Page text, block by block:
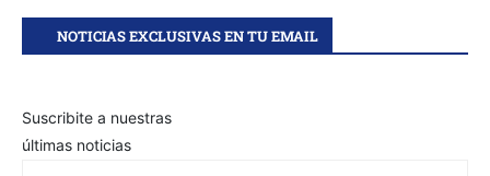
NOTICIAS EXCLUSIVAS EN TU EMAIL
Suscribite a nuestras
últimas noticias